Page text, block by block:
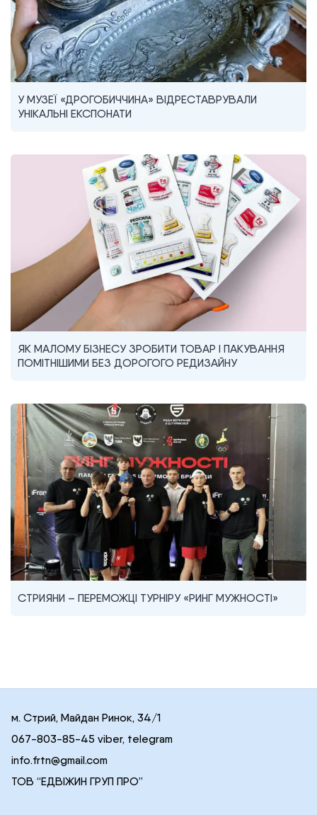
У МУЗЕЇ «ДРОГОБИЧЧИНА» ВІДРЕСТАВРУВАЛИ
УНІКАЛЬНІ ЕКСПОНАТИ
ЯК МАЛОМУ БІЗНЕСУ ЗРОБИТИ ТОВАР І ПАКУВАННЯ
ПОМІТНІШИМИ БЕЗ ДОРОГОГО РЕДИЗАЙНУ
СТРИЯНИ – ПЕРЕМОЖЦІ ТУРНІРУ «РИНГ МУЖНОСТІ»
м. Стрий, Майдан Ринок, 34/1
067-803-85-45 viber, telegram
info.frtn@gmail.com
ТОВ “ЕДВІЖИН ГРУП ПРО”